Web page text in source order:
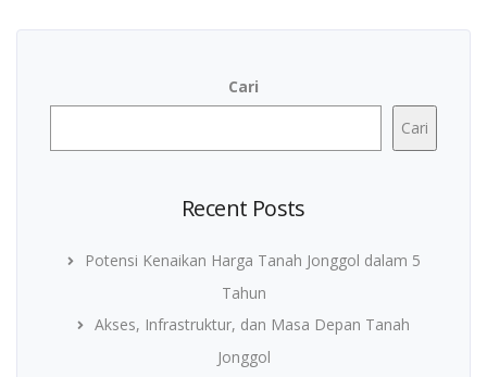
Cari
Cari
Recent Posts
Potensi Kenaikan Harga Tanah Jonggol dalam 5
Tahun
Akses, Infrastruktur, dan Masa Depan Tanah
Jonggol